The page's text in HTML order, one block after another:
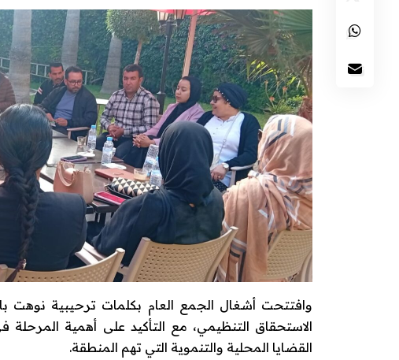
وافتتحت أشغال الجمع العام بكلمات ترحيبية نوهت
الاستحقاق التنظيمي، مع التأكيد على أهمية
القضايا المحلية والتنموية التي تهم المنطقة.